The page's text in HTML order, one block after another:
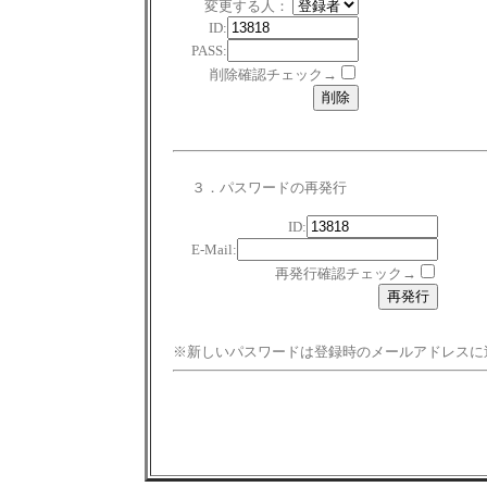
変更する人：
ID:
PASS:
削除確認チェック→
３．パスワードの再発行
ID:
E-Mail:
再発行確認チェック→
※新しいパスワードは登録時のメールアドレスに